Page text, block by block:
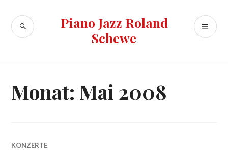
Inhalt
springen
Piano Jazz Roland
Schewe
SUCHE
Monat: Mai 2008
KONZERTE